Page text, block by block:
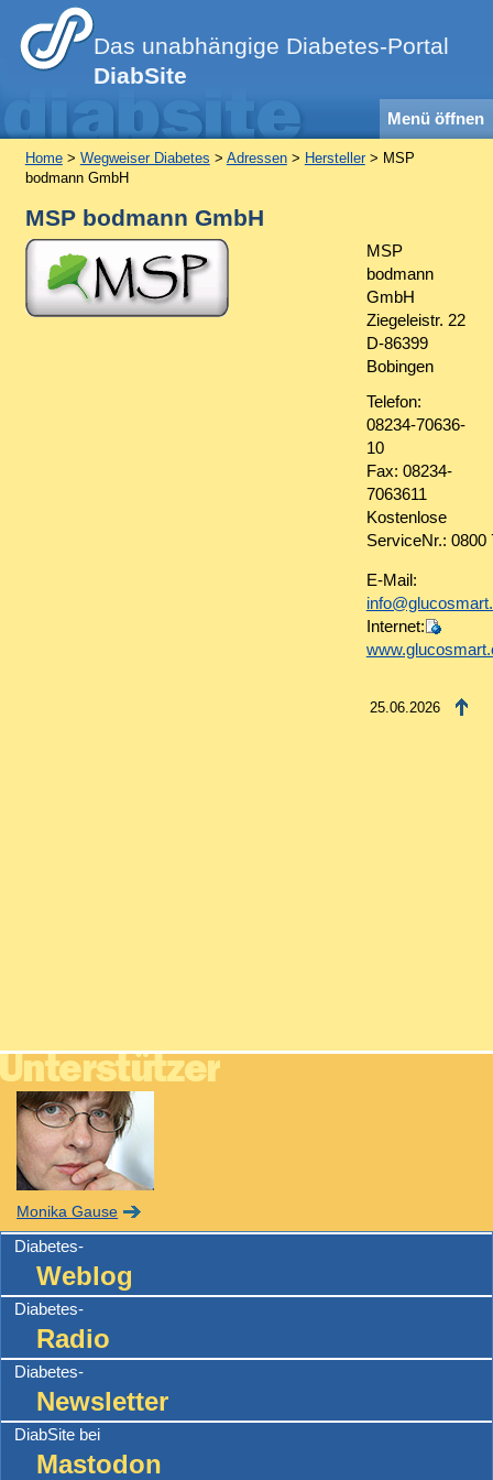
Das unabhängige Diabetes-Portal
DiabSite
Menü öffnen
Home> Wegweiser Diabetes > Adressen> Hersteller> MSP
bodmann GmbH
MSP bodmann GmbH
MSP
bodmann
GmbH
Ziegeleistr. 22
D-86399
Bobingen
Telefon:
08234-70636-
10
Fax: 08234-
7063611
Kostenlose
ServiceNr.: 0800
E-Mail:
Internet:
25.06.2026
Monika Gause
Diabetes-
Weblog
Diabetes-
Radio
Diabetes-
Newsletter
DiabSite bei
Mastodon